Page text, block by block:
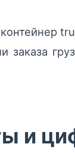
заказа
и